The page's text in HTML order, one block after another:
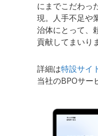
にまでこだわっ
現。人手不足や
治体にとって、
貢献してまいり
詳細は特設サイ
当社のBPOサー